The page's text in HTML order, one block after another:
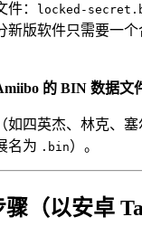
： locked-
新版软件只需要一
的 BIN 数据文
如四英杰、林克、
名为 .bin）。
（以安卓